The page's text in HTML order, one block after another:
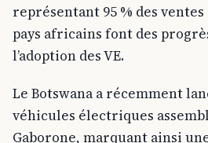
représentant 95 % des
pays africains font des
l’adoption des VE.
Le Botswana a récemment
véhicules électriques
Gaborone, marquant ainsi